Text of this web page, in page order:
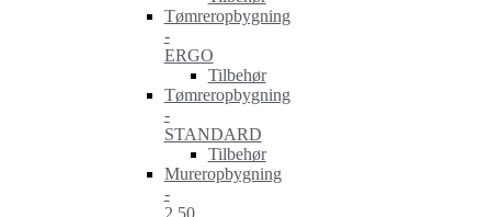
Tømreropbygning
-
ERGO
Tilbehør
Tømreropbygning
-
STANDARD
Tilbehør
Mureropbygning
-
2.50